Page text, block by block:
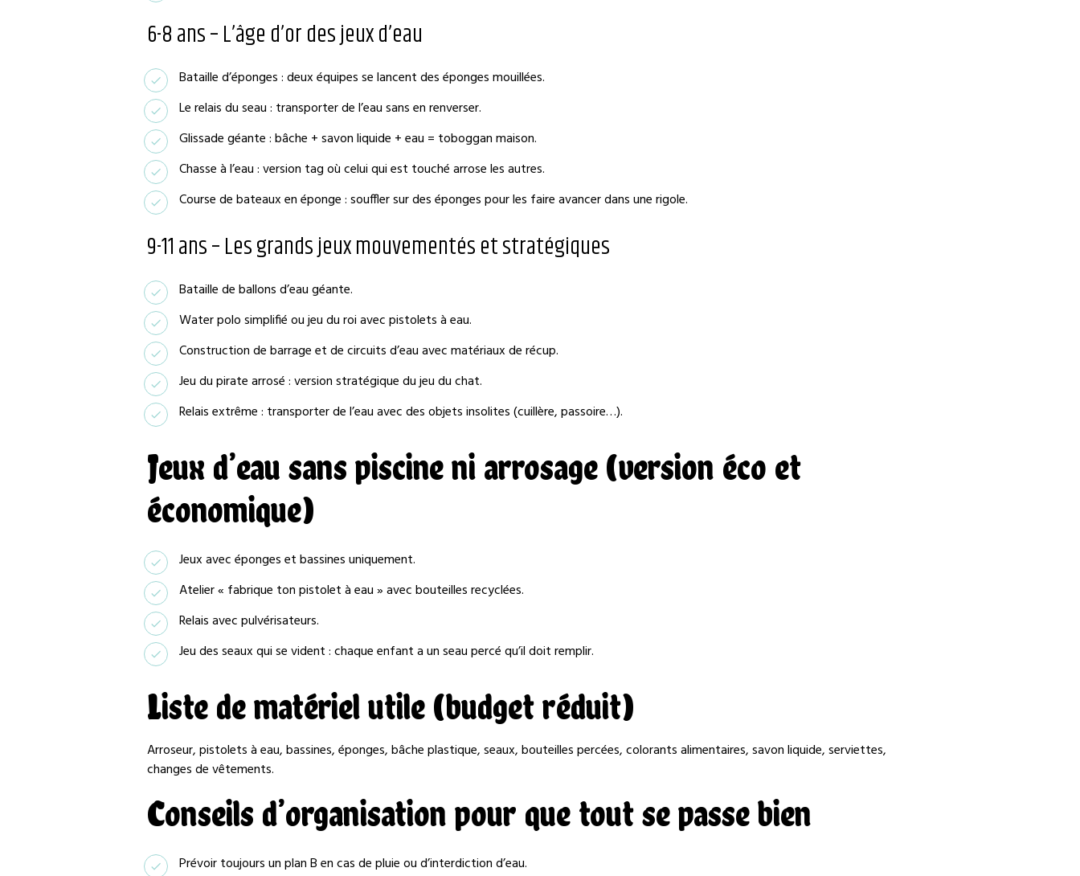
6-8 ans – L’âge d’or des jeux d’eau
Bataille d’éponges : deux équipes se lancent des éponges mouillées.
Le relais du seau : transporter de l’eau sans en renverser.
Glissade géante : bâche + savon liquide + eau = toboggan maison.
Chasse à l’eau : version tag où celui qui est touché arrose les autres.
Course de bateaux en éponge : souffler sur des éponges pour les faire avancer dans une rigole.
9-11 ans – Les grands jeux mouvementés et stratégiques
Bataille de ballons d’eau géante.
Water polo simplifié ou jeu du roi avec pistolets à eau.
Construction de barrage et de circuits d’eau avec matériaux de récup.
Jeu du pirate arrosé : version stratégique du jeu du chat.
Relais extrême : transporter de l’eau avec des objets insolites (cuillère, passoire…).
Jeux d’eau sans piscine ni arrosage (version éco et
économique)
Jeux avec éponges et bassines uniquement.
Atelier « fabrique ton pistolet à eau » avec bouteilles recyclées.
Relais avec pulvérisateurs.
Jeu des seaux qui se vident : chaque enfant a un seau percé qu’il doit remplir.
Liste de matériel utile (budget réduit)
Arroseur, pistolets à eau, bassines, éponges, bâche plastique, seaux, bouteilles percées, colorants alimentaires, savon liquide, serviettes,
changes de vêtements.
Conseils d’organisation pour que tout se passe bien
Prévoir toujours un plan B en cas de pluie ou d’interdiction d’eau.